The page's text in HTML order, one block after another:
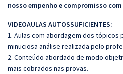
nosso empenho e compromisso
VIDEOAULAS AUTOSSUFICIENTES:
1. Aulas com abordagem dos
minuciosa análise realizada pelo
2. Conteúdo abordado de modo
mais cobrados nas provas.